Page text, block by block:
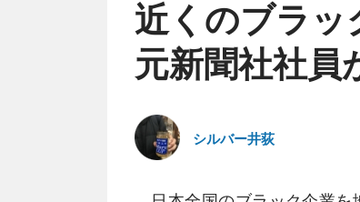
近くのブラッ
元新聞社社員
シルバー井荻